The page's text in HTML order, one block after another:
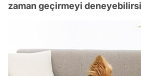
zaman geçirmeyi